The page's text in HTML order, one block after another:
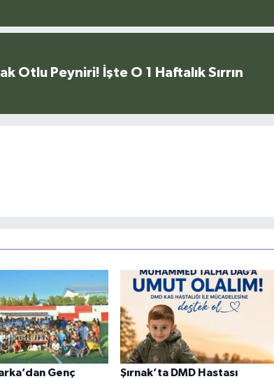
Otlu Peyniri! İşte O 1 Haftalık Sırrın
Genç
Şırnak’ta DMD Hastası